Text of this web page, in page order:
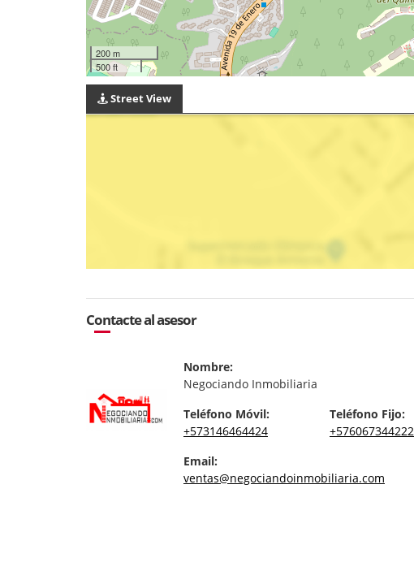
200 m
500 ft
Street View
Contacte al asesor
Nombre:
Negociando Inmobiliaria
Teléfono Móvil:
+573146464424
Teléfono Fijo:
+576067344222
Email:
ventas@negociandoinmobiliaria.com